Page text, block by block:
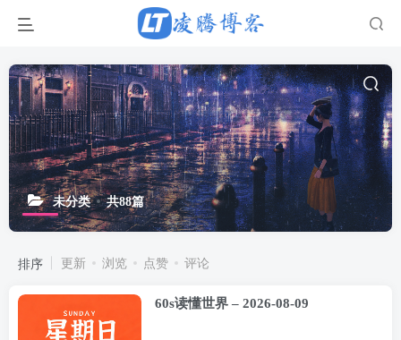
未分类 共88篇
排序 更新 浏览 点赞 评论
60s读懂世界 – 2026-08-09